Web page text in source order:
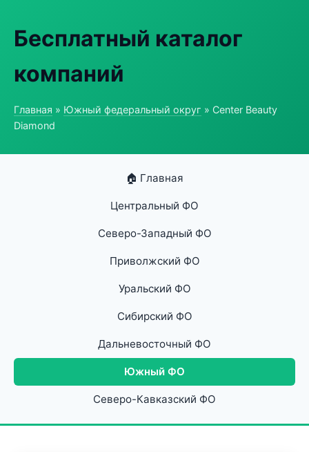
Бесплатный каталог
компаний
Главная » Южный федеральный округ » Center Beauty
Diamond
🏠 Главная
Центральный ФО
Северо-Западный ФО
Приволжский ФО
Уральский ФО
Сибирский ФО
Дальневосточный ФО
Южный ФО
Северо-Кавказский ФО